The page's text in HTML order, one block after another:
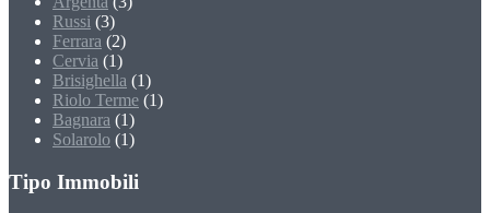
Russi (3)
Ferrara (2)
Cervia (1)
Brisighella (1)
Riolo Terme (1)
Bagnara (1)
Solarolo (1)
Tipo Immobili